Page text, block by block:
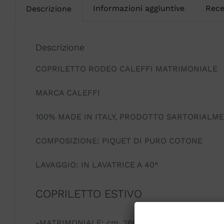
Descrizione Informazioni aggiuntive
Descrizione
COPRILETTO RODEO CALEFFI MATRIMONIALE
MARCA CALEFFI
100% MADE IN ITALY, PRODOTTO
COMPOSIZIONE: PIQUET DI PURO COTONE
LAVAGGIO: IN LAVATRICE A 40°
COPRILETTO ESTIVO